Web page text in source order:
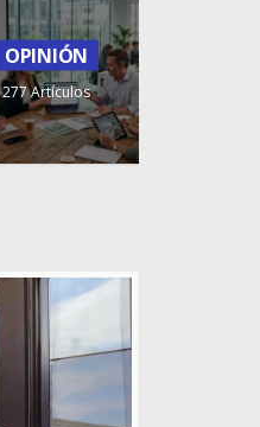
OPINIÓN
277 Artículos